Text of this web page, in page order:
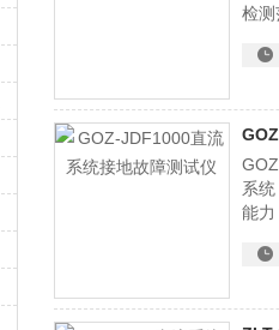
检测
有
系
能力
点